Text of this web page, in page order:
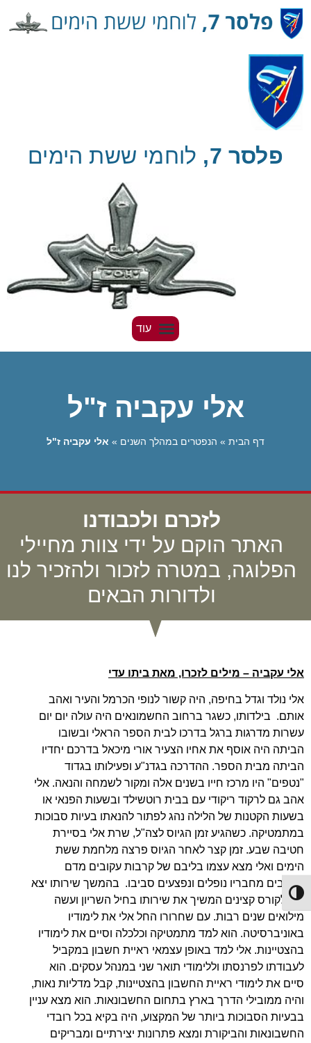
Skip
to
Content
Toggle High Contrast
פלסר 7, לוחמי ששת הימים
אלי עקביה ז"ל
דף הבית » הנפטרים במהלך השנים » אלי עקביה ז"ל
לזכרם ולכבודנו
האתר הוקם על ידי צוות מחיילי
הפלוגה, במטרה לזכור ולהזכיר לנו
ולדורות הבאים
אלי עקביה – מילים לזכרו, מאת ביתו עדי
אלי נולד וגדל בחיפה, היה קשור לנופי הכרמל והעיר ואהב
אותם. בילדותו, כשגר ברחוב החשמונאים היה עולה יום יום
עשרות מדרגות ברגל בדרכו לבית הספר הראלי ובשובו
הביתה היה אוסף את אחיו הצעיר אורי מיכאל בדרכם יחדיו
הביתה מבית הספר. ההדרכה בגדנ"ע ופעילותו בגדוד
"נטפים" היו מרכז חייו בשנים אלה ומקור לשמחה והנאה. אלי
אהב גם לרקוד ריקודי עם בבית רוטשילד ובשעות הפנאי או
בשעות הקטנות של הלילה נהג לפתור להנאתו בעיות סבוכות
במתמטיקה. כשהגיע זמן הגיוס לצה"ל, שרת אלי בסיירת
חטיבה שבע. זמן קצר לאחר הגיוס פרצה מלחמת ששת
הימים ואלי מצא עצמו בליבם של קרבות עקובים מדם
כשרבים מחבריו נופלים ונפצעים סביבו. בהמשך שירותו יצא
אלי לקורס קצינים המשיך את שירותו בחיל השריון ועשה
מילואים שנים רבות. עם שחרורו החל אלי את לימודיו
באוניברסיטה. הוא למד מתמטיקה וכלכלה וסיים את לימודיו
בהצטיינות. אלי למד באופן עצמאי ראיית חשבון במקביל
לעבודתו לפרנסתו וללימודי תואר שני במנהל עסקים. הוא
סיים את לימודי ראיית החשבון בהצטיינות, קבל מדליות נאות,
והיה ממובילי הדרך בארץ בתחום החשבונאות. הוא מצא עניין
בבעיות הסבוכות ביותר של המקצוע, היה בקיא בכל רובדי
החשבונאות והביקורת ומצא פתרונות יצירתיים ומבריקים